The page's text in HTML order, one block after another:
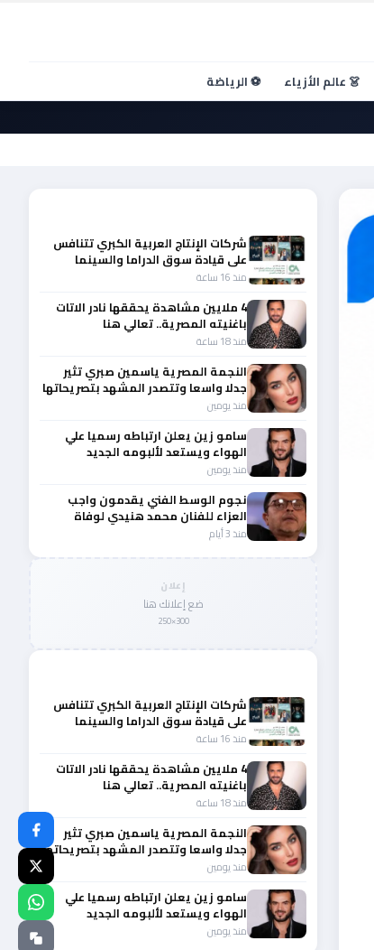
👗 عالم الأزياء ⚽ الرياضة
شركات الإنتاج العربية الكبري تتنافس
على قيادة سوق الدراما والسينما
والصباح في مقدمة المشهد الإقليمي
منذ 16 ساعة
4 ملايين مشاهدة يحققها نادر الاتات
باغنيته المصرية.. تعالي هنا
منذ 18 ساعة
النجمة المصرية ياسمين صبري تثير
جدلا واسعا وتتصدر المشهد بتصريحاتها
الأخيرة
منذ يومين
سامو زين يعلن ارتباطه رسميا علي
الهواء ويستعد لألبومه الجديد
منذ يومين
نجوم الوسط الفني يقدمون واجب
العزاء للفنان محمد هنيدي لوفاة
شقيقه الأكبر
منذ 3 أيام
إعلان
ضع إعلانك هنا
300×250
شركات الإنتاج العربية الكبري تتنافس
على قيادة سوق الدراما والسينما
والصباح في مقدمة المشهد الإقليمي
منذ 16 ساعة
4 ملايين مشاهدة يحققها نادر الاتات
باغنيته المصرية.. تعالي هنا
منذ 18 ساعة
النجمة المصرية ياسمين صبري تثير
جدلا واسعا وتتصدر المشهد بتصريحاتها
الأخيرة
منذ يومين
سامو زين يعلن ارتباطه رسميا علي
الهواء ويستعد لألبومه الجديد
منذ يومين